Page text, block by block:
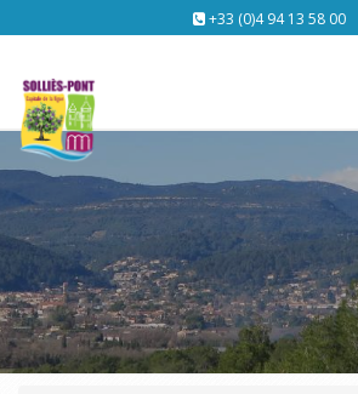
+33 (0)4 94 13 58 00